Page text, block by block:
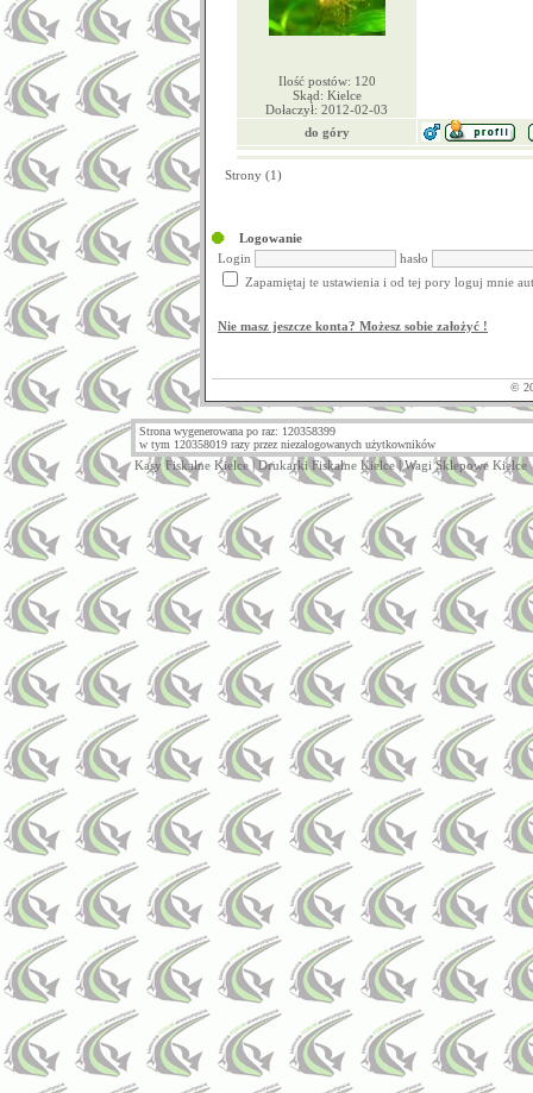
Ilość postów: 120
Skąd: Kielce
Dołaczył: 2012-02-03
do góry
Strony (1)
Logowanie
Login
hasło
Zapamiętaj te ustawienia i od tej pory loguj mnie
Nie masz jeszcze konta? Możesz sobie założyć !
©
Strona wygenerowana po raz: 120358399
w tym 120358019 razy przez niezalogowanych użytkowników
Kasy Fiskalne Kielce | Drukarki Fiskalne Kielce|Wagi Sklepowe Kielce